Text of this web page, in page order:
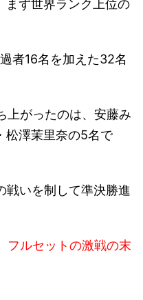
まず世界ランク上位の
者16名を加えた32名
上がったのは、安藤み
松澤茉里奈の5名で
戦いを制して準決勝進
フルセットの激戦の末